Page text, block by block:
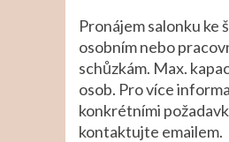
Pronájem salonku ke
osobním nebo
schůzkám. Max.
osob. Pro více
konkrétními
kontaktujte emailem.